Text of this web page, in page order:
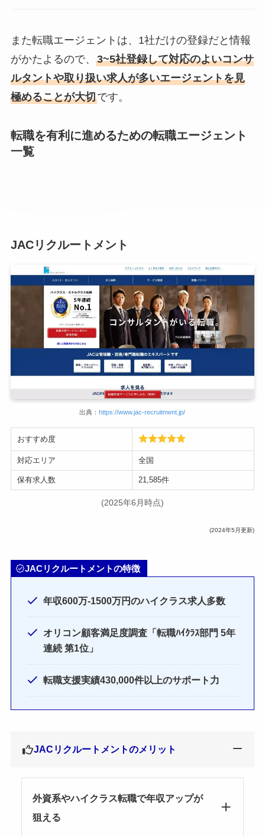
また転職エージェントは、1社だけの登録だと情報
がかたよるので、 3~5社登録して対応のよいコンサ
ルタントや取り扱い求人が多いエージェントを見
極めることが大切です。
転職を有利に進めるための転職エージェント
一覧
JACリクルートメント
出典：https://www.jac-recruitment.jp/
おすすめ度
対応エリア 全国
保有求人数 21,585件
(2025年6月時点)
(2024年5月更新)
JACリクルートメントの特徴
年収600万-1500万円のハイクラス求人多数
オリコン顧客満足度調査「転職ﾊｲｸﾗｽ部門 5年
連続 第1位」
転職支援実績430,000件以上のサポート力
JACリクルートメントのメリット
外資系やハイクラス転職で年収アップが
狙える